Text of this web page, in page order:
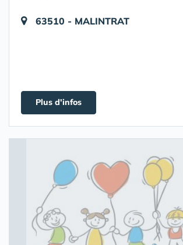
63510 - MALINTRAT
Plus d'infos